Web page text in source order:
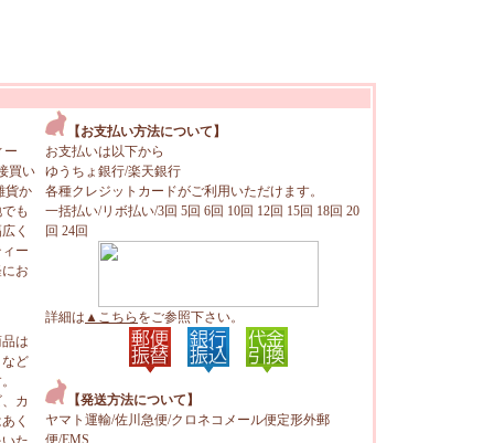
ー
買い
貨か
も
く
ー
お
は
ど
カ
く
【お支払い方法について】
お支払いは以下から
ゆうちょ銀行/楽天銀行
各種クレジットカードがご利用いただけます。
一括払い/リボ払い/3回 5回 6回 10回 12回 15回 18回 20
回 24回
詳細は ▲こちら をご参照下さい。
【発送方法について】
ヤマト運輸/佐川急便/クロネコメール便定形外郵
便/EMS